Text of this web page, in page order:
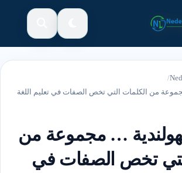
/
من الكلمات التي تخص الصفات في تعليم اللغة
… مجموعة من
تخص الصفات في